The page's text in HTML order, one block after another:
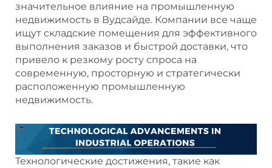
значительное влияние на промышленную
недвижимость в Вудсайде. Компании все чаще
ищут складские помещения для эффективного
выполнения заказов и быстрой доставки, что
привело к резкому росту спроса на
современную, просторную и стратегически
расположенную промышленную
недвижимость.
Технологические достижения, такие как